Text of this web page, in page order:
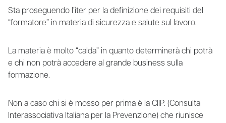
Sta proseguendo l’iter per la definizione dei requisiti del
“formatore” in materia di sicurezza e salute sul lavoro.
La materia è molto “calda” in quanto determinerà chi potrà
e chi non potrà accedere al grande business sulla
formazione.
Non a caso chi si è mosso per prima è la CIIP. (Consulta
Interassociativa Italiana per la Prevenzione) che riunisce